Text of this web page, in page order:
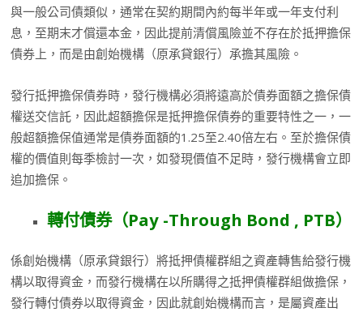
與一般公司債類似，通常在契約期間內約每半年或一年支付利
息，至期末才償還本金，因此提前清償風險並不存在於抵押擔保
債券上，而是由創始機構（原承貸銀行）承擔其風險。
發行抵押擔保債券時，發行機構必須將遠高於債券面額之擔保債
權送交信託，因此超額擔保是抵押擔保債券的重要特性之一，一
般超額擔保值通常是債券面額的1.25至2.40倍左右。至於擔保債
權的價值則每季檢討一次，如發現價值不足時，發行機構會立即
追加擔保。
轉付債券（Pay -Through Bond , PTB）
係創始機構（原承貸銀行）將抵押債權群組之資產轉售給發行機
構以取得資金，而發行機構在以所購得之抵押債權群組做擔保，
發行轉付債券以取得資金，因此就創始機構而言，是屬資產出